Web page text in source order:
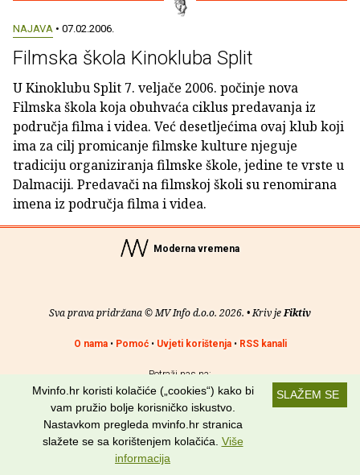
NAJAVA • 07.02.2006.
Filmska škola Kinokluba Split
U Kinoklubu Split 7. veljače 2006. počinje nova
Filmska škola koja obuhvaća ciklus predavanja iz
područja filma i videa. Već desetljećima ovaj klub koji
ima za cilj promicanje filmske kulture njeguje
tradiciju organiziranja filmske škole, jedine te vrste u
Dalmaciji. Predavači na filmskoj školi su renomirana
imena iz područja filma i videa.
Moderna vremena
Sva prava pridržana © MV Info d.o.o. 2026. • Kriv jeFiktiv
O nama• Pomoć• Uvjeti korištenja• RSS kanali
Potraži nas na:
SLAŽEM SE
Mvinfo.hr koristi kolačiće („cookies“) kako bi
vam pružio bolje korisničko iskustvo.
Nastavkom pregleda mvinfo.hr stranica
slažete se sa korištenjem kolačića. Više
informacija